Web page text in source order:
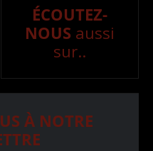
ÉCOUTEZ-
NOUS aussi
sur..
À NOTRE